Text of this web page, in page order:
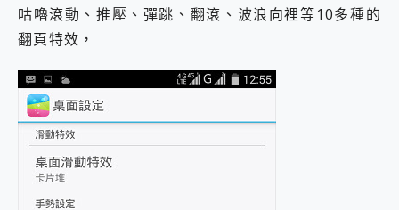
咕嚕滾動、推壓、彈跳、翻滾、波浪向裡等10多種的
翻頁特效，